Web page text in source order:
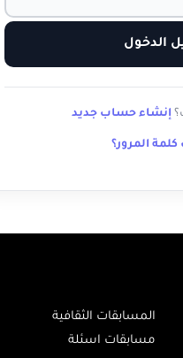
الدخول
إنشاء حساب جديد
المرور؟
المسابقات الثقافية
مسابقات اسئلة